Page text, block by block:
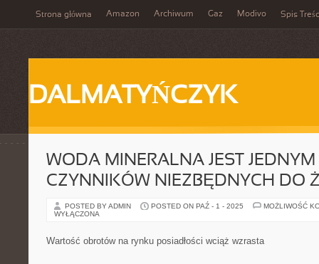
Strona główna Amazon Archiwum Gaz Modivo Spis
DALMATYŃCZYK
WODA MINERALNA JEST JEDNYM
CZYNNIKÓW NIEZBĘDNYCH DO
POSTED BY ADMIN POSTED ON PAŹ - 1 - 2025
MOŻLIWOŚĆ
WYŁĄCZONA
Wartość obrotów na rynku posiadłości wciąż wzrasta